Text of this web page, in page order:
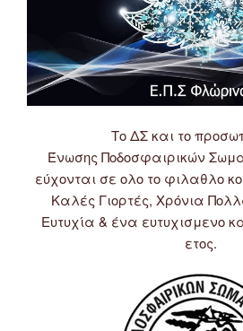
Το ΔΣ και το
Ένωσης Ποδοσφαιρικών
εύχονται σε ολο το φιλαθλο
Καλές Γιορτές, Χρόνια
Ευτυχία & ένα ευτυχισμενο
ετος.